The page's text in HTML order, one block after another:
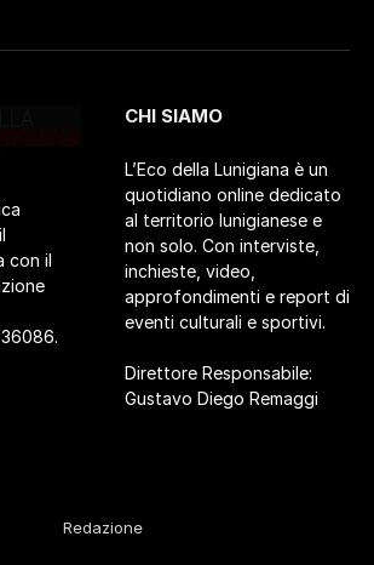
con il
CHI SIAMO
L’Eco della Lunigiana è un
quotidiano online dedicato
al territorio lunigianese e
non solo. Con interviste,
inchieste, video,
approfondimenti e report di
eventi culturali e sportivi.
Direttore Responsabile:
Gustavo Diego Remaggi
Redazione